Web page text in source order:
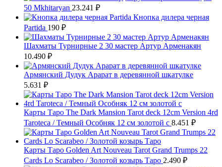
50 Mkhitaryan 23.241 ₽
Кнопка дилера черная
Partida 190 ₽
Шахматы Турнирные 2 30 мастер Артур Арменакян
10.490 ₽
Армянский Дудук Арарат в деревянной шкатулке
5.631 ₽
Карты Таро The Dark Mansion Tarot deck 12cm Version 4rd
Taroteca / Темный Особняк 12 см золотой с 8.451 ₽
Карты Таро Golden Art Nouveau Tarot Grand Trumps 22
Cards Lo Scarabeo / Золотой козырь Таро 2.490 ₽